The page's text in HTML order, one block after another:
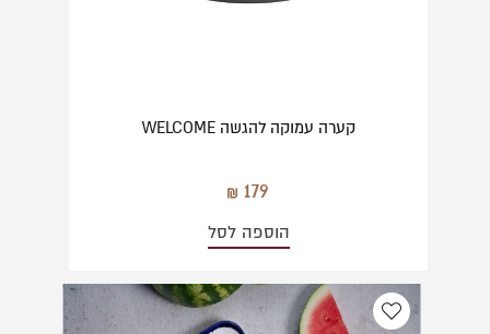
קערה עמוקה להגשה WELCOME
179
הוספה לסל